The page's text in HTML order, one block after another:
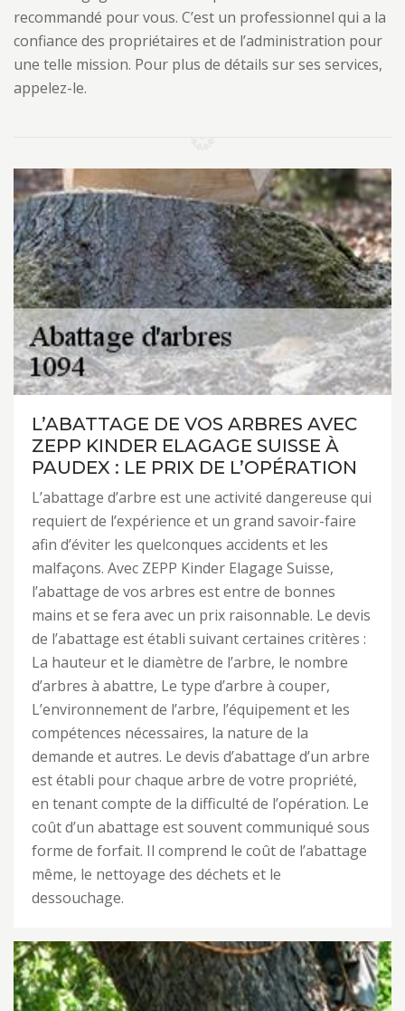
recommandé pour vous. C’est un professionnel qui a la
confiance des propriétaires et de l’administration pour
une telle mission. Pour plus de détails sur ses services,
appelez-le.
L’ABATTAGE DE VOS ARBRES AVEC
ZEPP KINDER ELAGAGE SUISSE À
PAUDEX : LE PRIX DE L’OPÉRATION
L’abattage d’arbre est une activité dangereuse qui
requiert de l’expérience et un grand savoir-faire
afin d’éviter les quelconques accidents et les
malfaçons. Avec ZEPP Kinder Elagage Suisse,
l’abattage de vos arbres est entre de bonnes
mains et se fera avec un prix raisonnable. Le devis
de l’abattage est établi suivant certaines critères :
La hauteur et le diamètre de l’arbre, le nombre
d’arbres à abattre, Le type d’arbre à couper,
L’environnement de l’arbre, l’équipement et les
compétences nécessaires, la nature de la
demande et autres. Le devis d’abattage d’un arbre
est établi pour chaque arbre de votre propriété,
en tenant compte de la difficulté de l’opération. Le
coût d’un abattage est souvent communiqué sous
forme de forfait. Il comprend le coût de l’abattage
même, le nettoyage des déchets et le
dessouchage.